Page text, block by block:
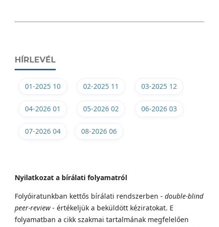
HÍRLEVÉL
01-2025 10 02-2025 11 03-2025 12
04-2026 01 05-2026 02 06-2026 03
07-2026 04 08-2026 06
Nyilatkozat a bírálati folyamatról
Folyóiratunkban kettős bírálati rendszerben - double-blind
peer-review- értékeljük a beküldött kéziratokat. E
folyamatban a cikk szakmai tartalmának megfelelően